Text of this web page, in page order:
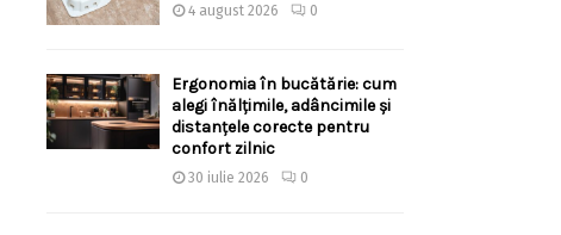
4 august 2026 0
Ergonomia în bucătărie: cum
alegi înălțimile, adâncimile și
distanțele corecte pentru
confort zilnic
30 iulie 2026 0